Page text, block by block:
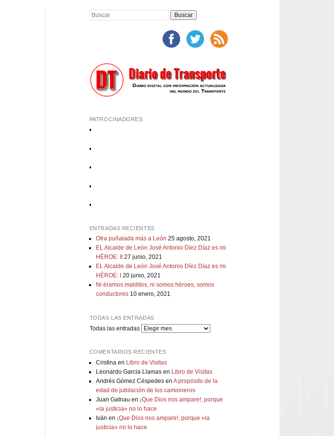
Buscar
PATROCINADORES:
ENTRADAS RECIENTES
Otra puñalada más a León 25 agosto, 2021
EL Alcalde de León José Antonio Díez Díaz es mi
HÉROE: II
27 junio, 2021
EL Alcalde de León José Antonio Díez Díaz es mi
HÉROE: I
20 junio, 2021
Ni éramos malditos, ni somos héroes, somos
conductores 10 enero, 2021
TODAS LAS ENTRADAS
Todas las entradas
COMENTARIOS RECIENTES
Cristinaen Libro de Visitas
Leonardo Garcia Llamasen Libro de Visitas
Andrés Gómez Céspedesen A propósito de la
edad de jubilación de los camioneros
Juan Gatnau en ¡Que Dios nos ampare!, porque
«la justicia» no lo hace
Iván en ¡Que Dios nos ampare!, porque «la
justicia» no lo hace